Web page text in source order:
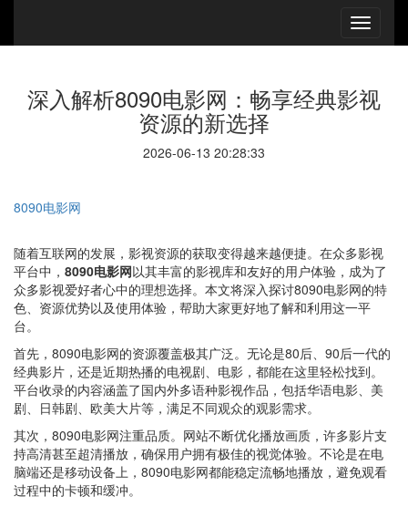
深入解析8090电影网：畅享经典影视
资源的新选择
2026-06-13 20:28:33
8090电影网
随着互联网的发展，影视资源的获取变得越来越便捷。在众多影视
平台中， 8090电影网以其丰富的影视库和友好的用户体验，成为了
众多影视爱好者心中的理想选择。本文将深入探讨8090电影网的特
色、资源优势以及使用体验，帮助大家更好地了解和利用这一平
台。
首先，8090电影网的资源覆盖极其广泛。无论是80后、90后一代的
经典影片，还是近期热播的电视剧、电影，都能在这里轻松找到。
平台收录的内容涵盖了国内外多语种影视作品，包括华语电影、美
剧、日韩剧、欧美大片等，满足不同观众的观影需求。
其次，8090电影网注重品质。网站不断优化播放画质，许多影片支
持高清甚至超清播放，确保用户拥有极佳的视觉体验。不论是在电
脑端还是移动设备上，8090电影网都能稳定流畅地播放，避免观看
过程中的卡顿和缓冲。